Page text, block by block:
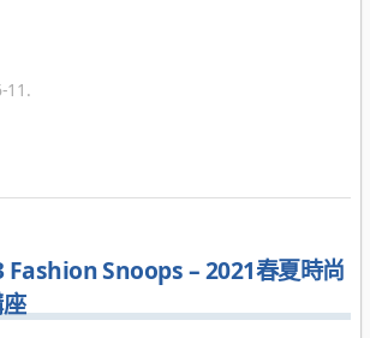
11.
Fashion Snoops – 2021春夏時尚